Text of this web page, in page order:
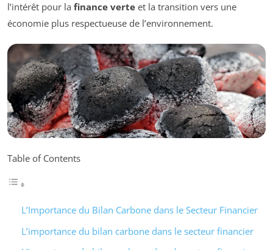
l’intérêt pour la finance verte et la transition vers une
économie plus respectueuse de l’environnement.
Table of Contents
L’Importance du Bilan Carbone dans le Secteur Financier
L’importance du bilan carbone dans le secteur financier